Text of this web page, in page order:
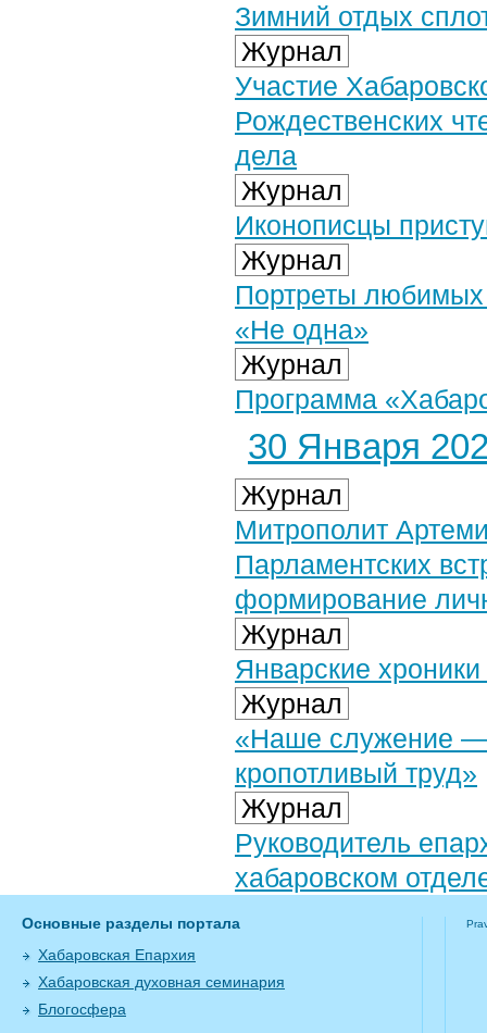
Зимний отдых
Журнал
Участие
Рождественских
дела
Журнал
Иконописцы
Журнал
Портреты любимых
«Не одна»
Журнал
Программа
30 Января
Журнал
Митрополит
Парламентских
формирование
Журнал
Январские
Журнал
«Наше служение —
кропотливый труд»
Журнал
Руководитель
хабаровском
Основные разделы портала
Хабаровская Епархия
Хабаровская духовная семинария
Блогосфера